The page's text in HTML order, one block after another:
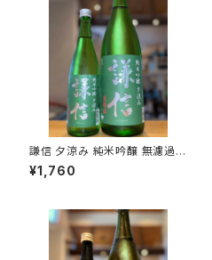
謙信 夕涼み 純米吟醸 無濾過生
720ml１本（池田屋酒造・新潟
県糸魚川市新鉄）
¥1,760